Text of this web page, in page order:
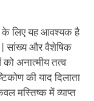
के लिए यह आवश्यक है
| सांख्य और वैशेषिक
अनात्मीय तत्व
की याद दिलाता
मस्तिष्क में व्याप्त